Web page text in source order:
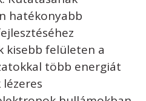
hatékonyabb
kisebb felületen a
több energiát